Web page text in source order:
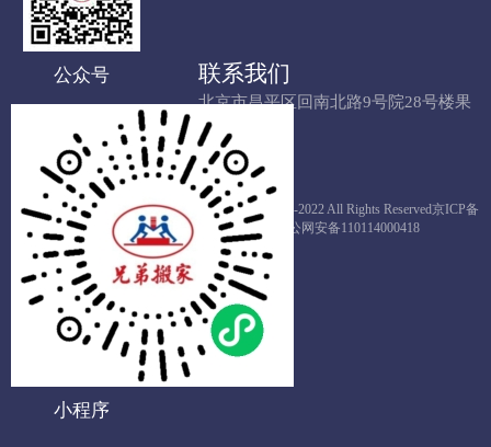
联系我们
北京市昌平区回南北路9号院28号楼果
栋LOFT809
Copyright © 1993-2022 All Rights Reserved京ICP备
12019227号-1
京公网安备110114000418
公众号
小程序